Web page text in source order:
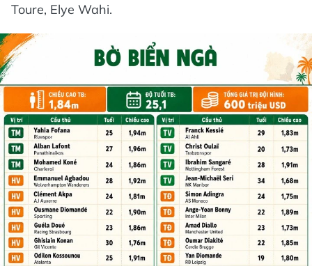
Toure, Elye Wahi.